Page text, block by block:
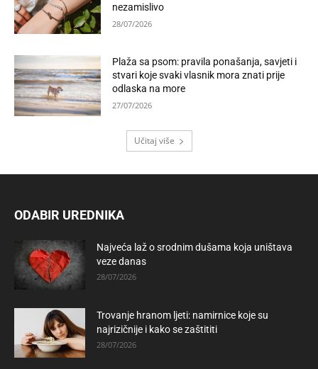
nezamislivo
28/07/2026
Plaža sa psom: pravila ponašanja, savjeti i
stvari koje svaki vlasnik mora znati prije
odlaska na more
27/07/2026
Učitaj više
ODABIR UREDNIKA
Najveća laž o srodnim dušama koja uništava
veze danas
28/07/2026
Trovanje hranom ljeti: namirnice koje su
najrizičnije i kako se zaštititi
28/07/2026